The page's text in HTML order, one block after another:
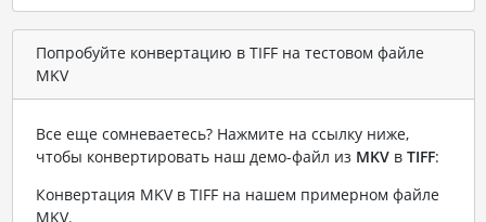
Попробуйте конвертацию в TIFF на тестовом файле
MKV
Все еще сомневаетесь? Нажмите на ссылку ниже,
чтобы конвертировать наш демо-файл из MKVв TIFF:
Конвертация MKV в TIFF на нашем примерном файле
MKV.